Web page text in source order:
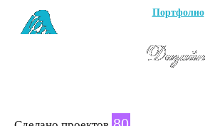
Портфолио